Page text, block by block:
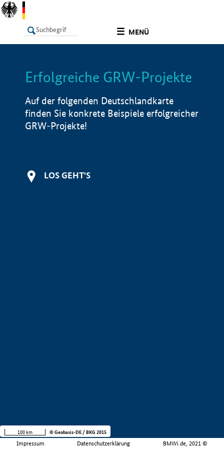
MENÜ
LISTE Info
Erfolgreiche GRW-Projekte
Auf der folgenden Deutschlandkarte
finden Sie konkrete Beispiele erfolgreicher
GRW-Projekte!
LOS GEHT'S
Impressum Datenschutzerklärung BMWi.de, 2021 ©
100 km © Geobasis-DE / BKG 2015